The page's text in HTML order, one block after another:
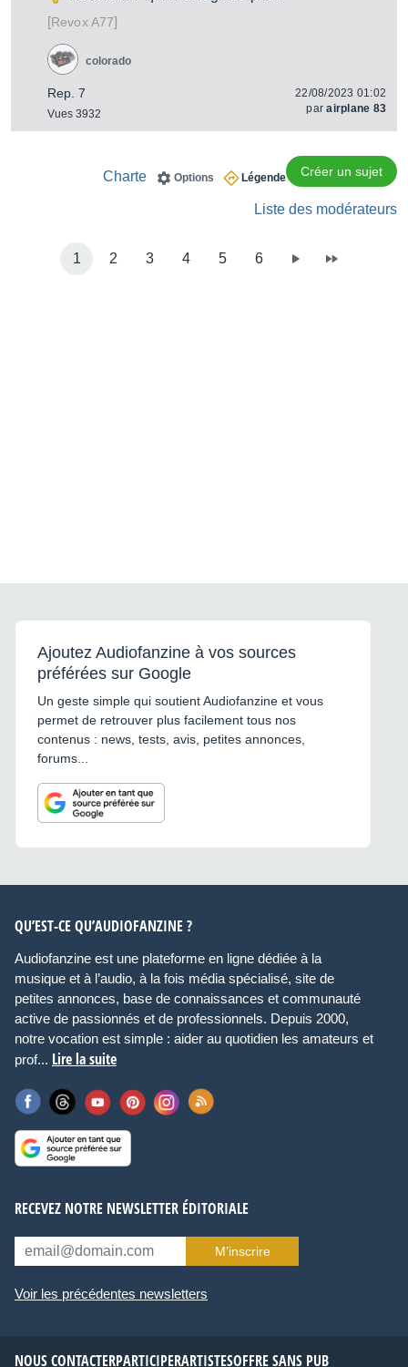
[RevoxA77]
Rep. 7
Vues 3932
colorado
22/08/2023 01:02
parairplane 83
Créer un sujet
Légende
Options
Charte
Liste des modérateurs
1 2 3 4 5 6
Ajoutez Audiofanzine à vos sources
préférées sur Google
Un geste simple qui soutient Audiofanzine et vous
permet de retrouver plus facilement tous nos
contenus : news, tests, avis, petites annonces,
forums...
QU’EST-CE QU’AUDIOFANZINE ?
Audiofanzine est une plateforme en ligne dédiée à la
musique et à l’audio, à la fois média spécialisé, site de
petites annonces, base de connaissances et communauté
active de passionnés et de professionnels. Depuis 2000,
notre vocation est simple : aider au quotidien les amateurs et
prof... Lire la suite
RECEVEZ NOTRE NEWSLETTER ÉDITORIALE
M’inscrire
Voir les précédentes newsletters
NOUS CONTACTERPARTICIPERARTISTESOFFRE SANS PUB